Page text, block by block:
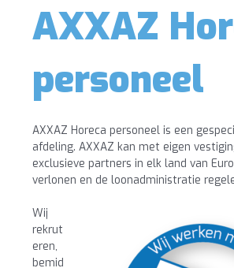
AXXAZ
personeel
AXXAZ Horeca personeel is een
afdeling. AXXAZ kan met eigen
exclusieve partners in elk land van
verlonen en de loonadministratie
Wij
rekrut
eren,
bemid